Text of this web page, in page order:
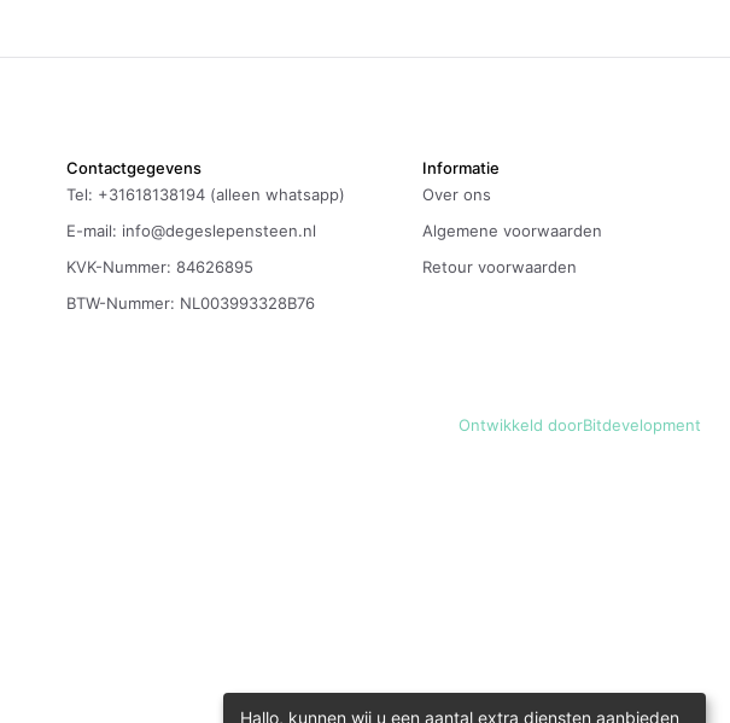
Contactgegevens
Tel: +31618138194 (alleen whatsapp)
E-mail: info@degeslepensteen.nl
KVK-Nummer: 84626895
BTW-Nummer: NL003993328B76
Informatie
Over ons
Algemene voorwaarden
Retour voorwaarden
Ontwikkeld doorBitdevelopment
Hallo, kunnen wij u een aantal extra diensten aanbieden